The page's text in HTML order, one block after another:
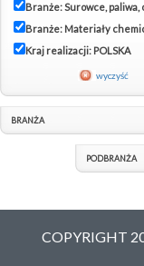
Branże: Surowce, paliwa,
Branże: Materiały
Kraj realizacji: POLSKA
wyczyść
BRANŻA
PODBRANŻA
COPYRIGHT